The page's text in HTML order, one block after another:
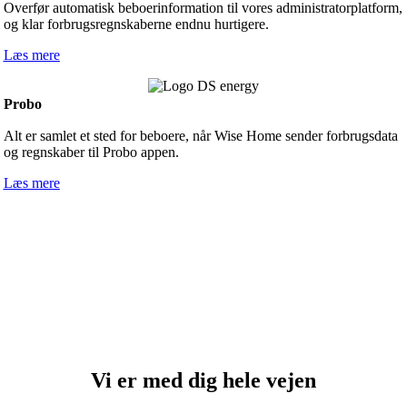
Overfør automatisk beboerinformation til vores administratorplatform,
og klar forbrugsregnskaberne endnu hurtigere.
Læs mere
Probo
Alt er samlet et sted for beboere, når Wise Home sender forbrugsdata
og regnskaber til Probo appen.
Læs mere
Vi er med dig hele vejen